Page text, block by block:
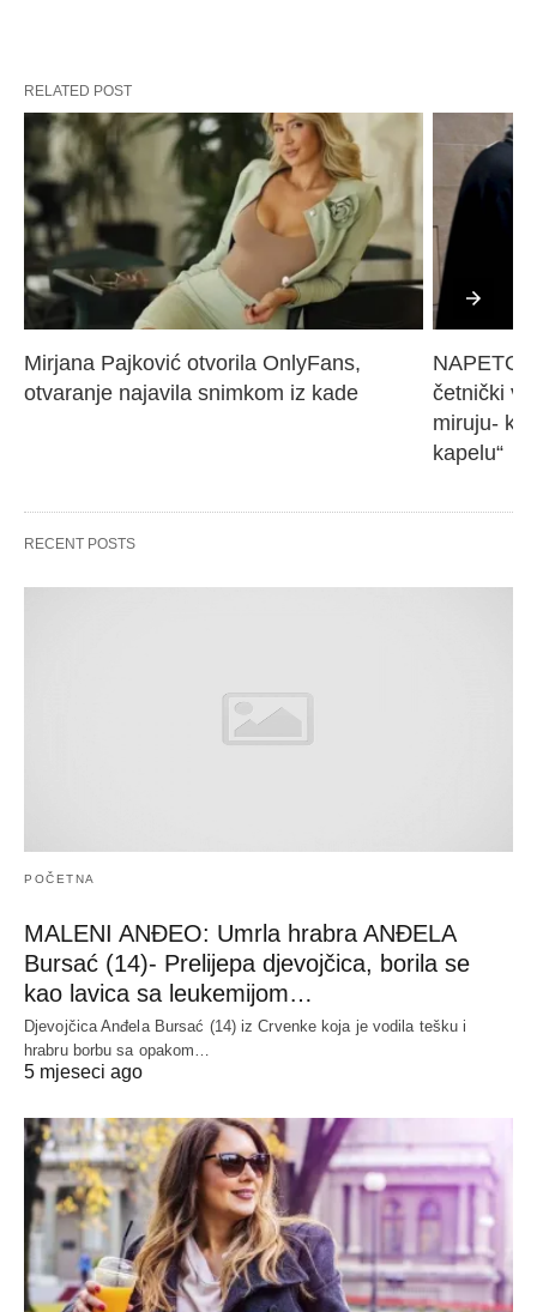
RELATED POST
Mirjana Pajković otvorila OnlyFans,
otvaranje najavila snimkom iz kade
NAPETO
četnički
miruju-
kapelu“
RECENT POSTS
POČETNA
MALENI ANĐEO: Umrla hrabra ANĐELA
Bursać (14)- Prelijepa djevojčica, borila se
kao lavica sa leukemijom…
Djevojčica Anđela Bursać (14) iz Crvenke koja je vodila tešku i
hrabru borbu sa opakom…
5 mjeseci ago